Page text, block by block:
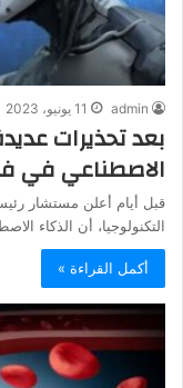
admin 11 يونيو، 2023
بعد تحذيرات
الاصطناعي في
قبل أيام أعلن مستشار
التكنولوجيا، أن الذكاء
أكمل القراءة »